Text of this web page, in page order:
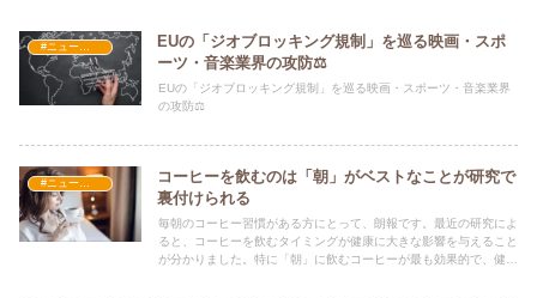
EUの「ジオブロッキング規制」を巡る映画・スポ
ーツ・音楽業界の攻防⚖️
EUの「ジオブロッキング規制」を巡る映画・スポーツ・音楽業界
の攻防⚖️
コーヒーを飲むのは「朝」がベストなことが研究で
裏付けられる
毎朝のコーヒー習慣がある方にとって、朗報です。最近の研究によ
ると、コーヒーを飲むタイミングが健康に大きな影響を与えること
が分かりました。特に「朝」に飲むコーヒーが最も効果的で、健康